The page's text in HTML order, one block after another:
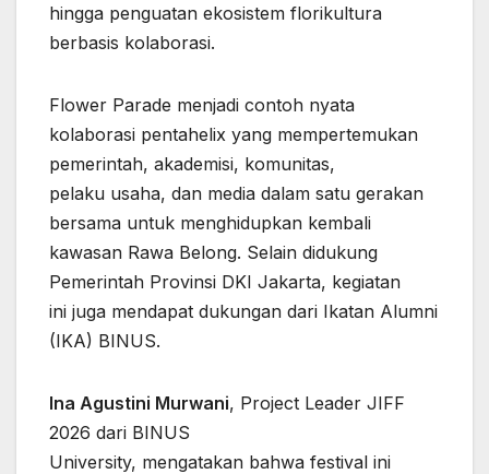
hingga penguatan ekosistem florikultura
berbasis kolaborasi.
Flower Parade menjadi contoh nyata
kolaborasi pentahelix yang mempertemukan
pemerintah, akademisi, komunitas,
pelaku usaha, dan media dalam satu gerakan
bersama untuk menghidupkan kembali
kawasan Rawa Belong. Selain didukung
Pemerintah Provinsi DKI Jakarta, kegiatan
ini juga mendapat dukungan dari Ikatan Alumni
(IKA) BINUS.
Ina Agustini Murwani, Project Leader JIFF
2026 dari BINUS
University, mengatakan bahwa festival ini